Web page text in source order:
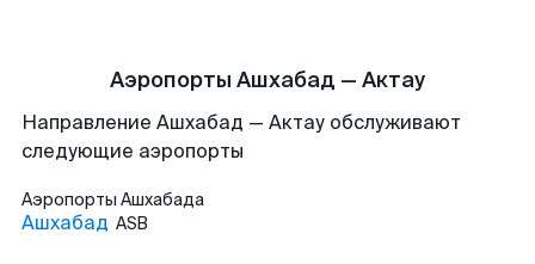
Аэропорты Ашхабад — Актау
Направление Ашхабад — Актау обслуживают
следующие аэропорты
Аэропорты Ашхабада
Ашхабад ASB